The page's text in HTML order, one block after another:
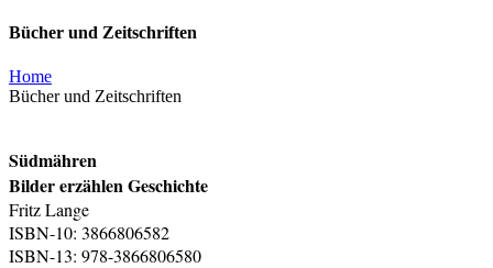
Bücher und Zeitschriften
Home
Bücher und Zeitschriften
Südmähren
Bilder erzählen Geschichte
Fritz Lange
ISBN-10: 3866806582
ISBN-13: 978-3866806580